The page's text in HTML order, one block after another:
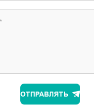
ОТПРАВЛЯТЬ